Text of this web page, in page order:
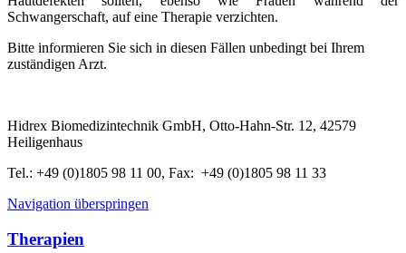
Schwangerschaft, auf eine Therapie verzichten.
Bitte informieren Sie sich in diesen Fällen unbedingt bei Ihrem
zuständigen Arzt.
Hidrex Biomedizintechnik GmbH, Otto-Hahn-Str. 12, 42579
Heiligenhaus
Tel.: +49 (0)1805 98 11 00, Fax: +49 (0)1805 98 11 33
Navigation überspringen
Therapien